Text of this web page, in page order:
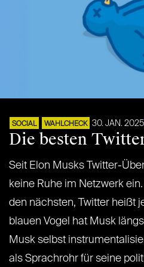
SOCIAL WAHLCHECK 30. JAN. 2025
Die besten
Seit Elon Musks Twitter-
keine Ruhe im Netzwerk
den nächsten, Twitter heißt
blauen Vogel hat Musk
Musk selbst
als Sprachrohr für seine